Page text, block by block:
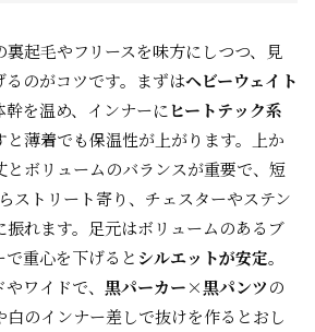
起毛やフリースを味方にしつつ、見
のがコツです。まずはヘビーウェイト
幹を温め、インナーにヒートテック系
と薄着でも保温性が上がります。上か
とボリュームのバランスが重要で、短
ストリート寄り、チェスターやステン
振れます。足元はボリュームのあるブ
重心を下げると シルエットが安定。
ワイドで、 黒パーカー×黒パンツの
白のインナー差しで抜けを作るとおし